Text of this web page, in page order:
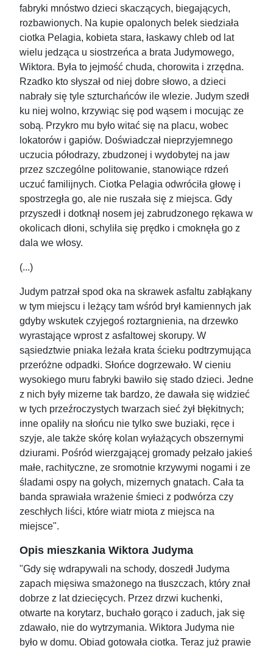
fabryki mnóstwo dzieci skaczących, biegających,
rozbawionych. Na kupie opalonych belek siedziała
ciotka Pelagia, kobieta stara, łaskawy chleb od lat
wielu jedząca u siostrzeńca a brata Judymowego,
Wiktora. Była to jejmość chuda, chorowita i zrzędna.
Rzadko kto słyszał od niej dobre słowo, a dzieci
nabrały się tyle szturchańców ile wlezie. Judym szedł
ku niej wolno, krzywiąc się pod wąsem i mocując ze
sobą. Przykro mu było witać się na placu, wobec
lokatorów i gapiów. Doświadczał nieprzyjemnego
uczucia półodrazy, zbudzonej i wydobytej na jaw
przez szczególne politowanie, stanowiące rdzeń
uczuć familijnych. Ciotka Pelagia odwróciła głowę i
spostrzegła go, ale nie ruszała się z miejsca. Gdy
przyszedł i dotknął nosem jej zabrudzonego rękawa w
okolicach dłoni, schyliła się prędko i cmoknęła go z
dala we włosy.
(...)
Judym patrzał spod oka na skrawek asfaltu zabłąkany
w tym miejscu i leżący tam wśród brył kamiennych jak
gdyby wskutek czyjegoś roztargnienia, na drzewko
wyrastające wprost z asfaltowej skorupy. W
sąsiedztwie pniaka leżała krata ścieku podtrzymująca
przeróżne odpadki. Słońce dogrzewało. W cieniu
wysokiego muru fabryki bawiło się stado dzieci. Jedne
z nich były mizerne tak bardzo, że dawała się widzieć
w tych przeźroczystych twarzach sieć żył błękitnych;
inne opaliły na słońcu nie tylko swe buziaki, ręce i
szyje, ale także skórę kolan wyłażących obszernymi
dziurami. Pośród wierzgającej gromady pełzało jakieś
małe, rachityczne, ze sromotnie krzywymi nogami i ze
śladami ospy na gołych, mizernych gnatach. Cała ta
banda sprawiała wrażenie śmieci z podwórza czy
zeschłych liści, które wiatr miota z miejsca na
miejsce".
Opis mieszkania Wiktora Judyma
"Gdy się wdrapywali na schody, doszedł Judyma
zapach mięsiwa smażonego na tłuszczach, który znał
dobrze z lat dziecięcych. Przez drzwi kuchenki,
otwarte na korytarz, buchało gorąco i zaduch, jak się
zdawało, nie do wytrzymania. Wiktora Judyma nie
było w domu. Obiad gotowała ciotka. Teraz już prawie